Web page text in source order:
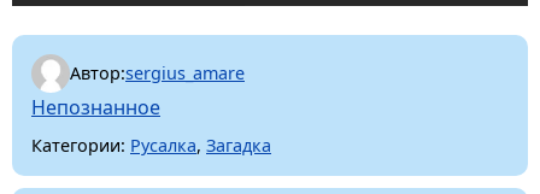
Автор:sergius_amare
Непознанное
Категории: Русалка, Загадка